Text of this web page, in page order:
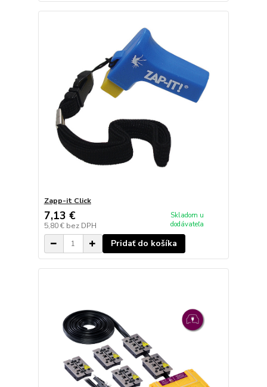
Zapp-it Click
7,13 €
5,80 € bez DPH
Skladom u
dodávateľa
Pridať do košíka